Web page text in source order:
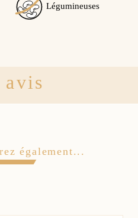
Légumineuses
avis
également...